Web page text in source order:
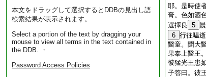
本文をドラッグして選択するとDDBの見出し語
検索結果が表示されます。
Select a portion of the text by dragging your
mouse to view all terms in the text contained in
the DDB. ・
Password Access Policies
耶。是時使
膏。色如酒
選擇良
5
6 行往嗢
醫童。聞大
果奉上醫王
彼猛光王患
子答曰。彼